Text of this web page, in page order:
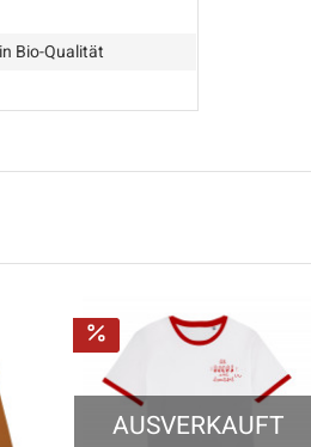
Bio-Qualität
AUSVERKAUFT